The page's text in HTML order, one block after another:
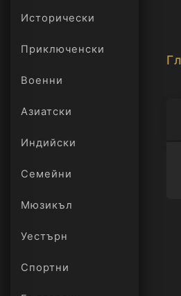
Исторически
Приключенски
Военни
Азиатски
Индийски
Семейни
Мюзикъл
Уестърн
Спортни